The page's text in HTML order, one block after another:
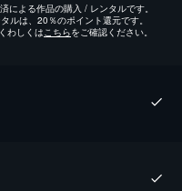
による作品の購入 / レンタルです。
ルは、20％のポイント還元です。
わしくは こちらをご確認ください。